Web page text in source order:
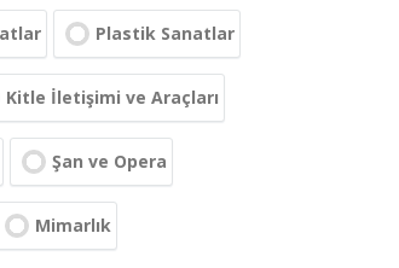
Plastik Sanatlar
Kitle İletişimi ve Araçları
Şan ve Opera
Mimarlık